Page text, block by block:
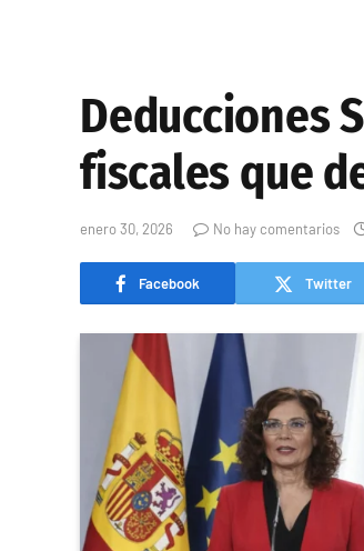
Deducciones
fiscales que
enero 30, 2026 No hay comentarios
Facebook Twitter